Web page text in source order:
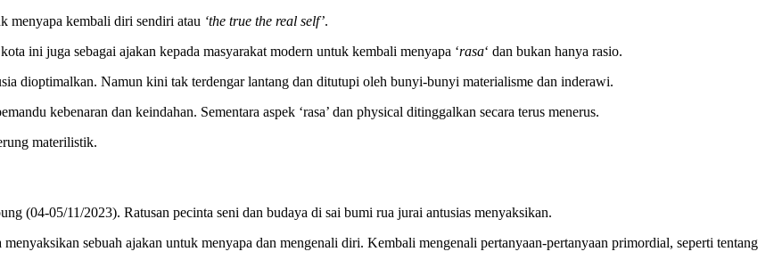
menyapa kembali diri sendiri atau ‘the true the real self’.
ini juga sebagai ajakan kepada masyarakat modern untuk kembali menyapa ‘rasa‘ dan bukan hanya rasio.
dioptimalkan. Namun kini tak terdengar lantang dan ditutupi oleh bunyi-bunyi materialisme dan inderawi.
kebenaran dan keindahan. Sementara aspek ‘rasa’ dan physical ditinggalkan secara terus menerus.
materilistik.
(04-05/11/2023). Ratusan pecinta seni dan budaya di sai bumi rua jurai antusias menyaksikan.
sebuah ajakan untuk menyapa dan mengenali diri. Kembali mengenali pertanyaan-pertanyaan primordial, seperti tentang